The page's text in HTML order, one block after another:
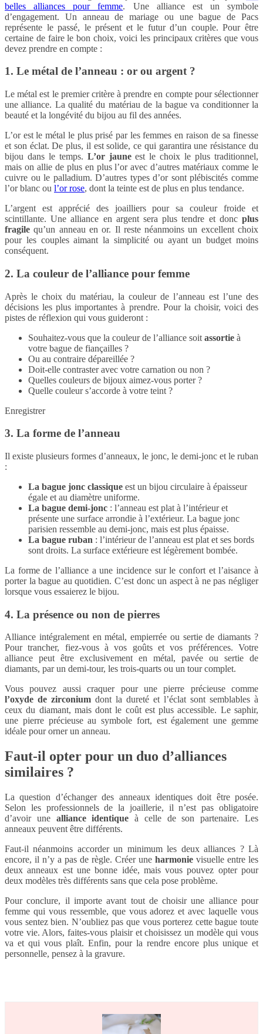
belles alliances pour femme. Une alliance est un symbole
d’engagement. Un anneau de mariage ou une bague de Pacs
représente le passé, le présent et le futur d’un couple. Pour être
certaine de faire le bon choix, voici les principaux critères que vous
devez prendre en compte :
1. Le métal de l’anneau : or ou argent ?
Le métal est le premier critère à prendre en compte pour sélectionner
une alliance. La qualité du matériau de la bague va conditionner la
beauté et la longévité du bijou au fil des années.
L’or est le métal le plus prisé par les femmes en raison de sa finesse
et son éclat. De plus, il est solide, ce qui garantira une résistance du
bijou dans le temps. L’or jauneest le choix le plus traditionnel,
mais on allie de plus en plus l’or avec d’autres matériaux comme le
cuivre ou le palladium. D’autres types d’or sont plébiscités comme
l’or blanc ou l’or rose, dont la teinte est de plus en plus tendance.
L’argent est apprécié des joailliers pour sa couleur froide et
scintillante. Une alliance en argent sera plus tendre et doncplus
fragile qu’un anneau en or. Il reste néanmoins un excellent choix
pour les couples aimant la simplicité ou ayant un budget moins
conséquent.
2. La couleur de l’alliance pour femme
Après le choix du matériau, la couleur de l’anneau est l’une des
décisions les plus importantes à prendre. Pour la choisir, voici des
pistes de réflexion qui vous guideront :
Souhaitez-vous que la couleur de l’alliance soit assortie à
votre bague de fiançailles ?
Ou au contraire dépareillée ?
Doit-elle contraster avec votre carnation ou non ?
Quelles couleurs de bijoux aimez-vous porter ?
Quelle couleur s’accorde à votre teint ?
Enregistrer
3. La forme de l’anneau
Il existe plusieurs formes d’anneaux, le jonc, le demi-jonc et le ruban
:
La bague jonc classique est un bijou circulaire à épaisseur
égale et au diamètre uniforme.
La bague demi-jonc : l’anneau est plat à l’intérieur et
présente une surface arrondie à l’extérieur. La bague jonc
parisien ressemble au demi-jonc, mais est plus épaisse.
La bague ruban : l’intérieur de l’anneau est plat et ses bords
sont droits. La surface extérieure est légèrement bombée.
La forme de l’alliance a une incidence sur le confort et l’aisance à
porter la bague au quotidien. C’est donc un aspect à ne pas négliger
lorsque vous essaierez le bijou.
4. La présence ou non de pierres
Alliance intégralement en métal, empierrée ou sertie de diamants ?
Pour trancher, fiez-vous à vos goûts et vos préférences. Votre
alliance peut être exclusivement en métal, pavée ou sertie de
diamants, par un demi-tour, les trois-quarts ou un tour complet.
Vous pouvez aussi craquer pour une pierre précieuse comme
l’oxyde de zirconium dont la dureté et l’éclat sont semblables à
ceux du diamant, mais dont le coût est plus accessible. Le saphir,
une pierre précieuse au symbole fort, est également une gemme
idéale pour orner un anneau.
Faut-il opter pour un duo d’alliances
similaires ?
La question d’échanger des anneaux identiques doit être posée.
Selon les professionnels de la joaillerie, il n’est pas obligatoire
d’avoir une alliance identique à celle de son partenaire. Les
anneaux peuvent être différents.
Faut-il néanmoins accorder un minimum les deux alliances ? Là
encore, il n’y a pas de règle. Créer une harmonie visuelle entre les
deux anneaux est une bonne idée, mais vous pouvez opter pour
deux modèles très différents sans que cela pose problème.
Pour conclure, il importe avant tout de choisir une alliance pour
femme qui vous ressemble, que vous adorez et avec laquelle vous
vous sentez bien. N’oubliez pas que vous porterez cette bague toute
votre vie. Alors, faites-vous plaisir et choisissez un modèle qui vous
va et qui vous plaît. Enfin, pour la rendre encore plus unique et
personnelle, pensez à la gravure.